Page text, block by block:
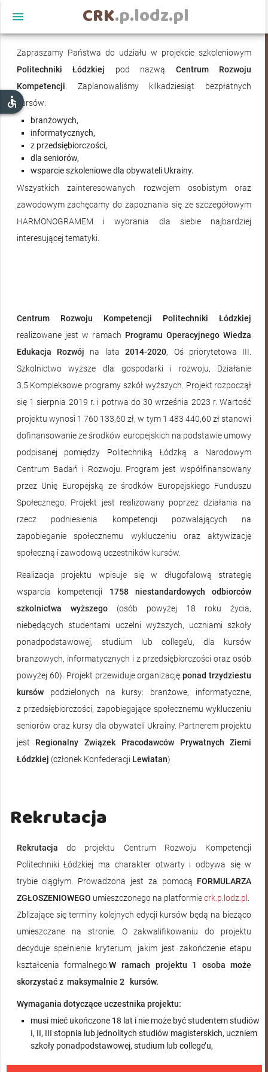
CRK.p.lodz.pl
menu
Aktualności
Zapraszamy Państwa do udziału w projekcie szkoleniowym
Politechniki Łódzkiej pod nazwą Centrum Rozwoju
Kompetencji. Zaplanowaliśmy kilkadziesiąt bezpłatnych
kursów:
branżowych,
informatycznych,
z przedsiębiorczości,
dla seniorów,
wsparcie szkoleniowe dla obywateli Ukrainy.
Wszystkich zainteresowanych rozwojem osobistym oraz
zawodowym zachęcamy do zapoznania się ze szczegółowym
HARMONOGRAMEM i wybrania dla siebie najbardziej
interesującej tematyki.
Centrum Rozwoju Kompetencji Politechniki Łódzkiej
realizowane jest w ramach Programu Operacyjnego Wiedza
Edukacja Rozwój na lata2014-2020, Oś priorytetowa III.
Szkolnictwo wyższe dla gospodarki i rozwoju, Działanie
3.5 Kompleksowe programy szkół wyższych. Projekt rozpoczął
się 1 sierpnia 2019 r. i potrwa do 30 września 2023 r. Wartość
projektu wynosi 1 760 133,60 zł, w tym 1 483 440,60 zł stanowi
dofinansowanie ze środków europejskich na podstawie umowy
podpisanej pomiędzy Politechniką Łódzką a Narodowym
Centrum Badań i Rozwoju. Program jest współfinansowany
przez Unię Europejską ze środków Europejskiego Funduszu
Społecznego. Projekt jest realizowany poprzez działania na
rzecz podniesienia kompetencji pozwalających na
zapobieganie społecznemu wykluczeniu oraz aktywizację
społeczną i zawodową uczestników kursów.
Realizacja projektu wpisuje się w długofalową strategię
wsparcia kompetencji 1758 niestandardowych odbiorców
szkolnictwa wyższego(osób powyżej 18 roku życia,
niebędących studentami uczelni wyższych, uczniami szkoły
ponadpodstawowej, studium lub college’u, dla kursów
branżowych, informatycznych i z przedsiębiorczości oraz osób
powyżej 60). Projekt przewiduje organizacjęponad trzydziestu
kursówpodzielonych na kursy: branżowe, informatyczne,
z przedsiębiorczości, zapobiegające społecznemu wykluczeniu
seniorów oraz kursy dla obywateli Ukrainy. Partnerem projektu
jest Regionalny Związek Pracodawców Prywatnych Ziemi
Łódzkiej (członek Konfederacji Lewiatan)
Rekrutacja
Rekrutacja do projektu Centrum Rozwoju Kompetencji
Politechniki Łódzkiej ma charakter otwarty i odbywa się w
trybie ciągłym. Prowadzona jest za pomocą FORMULARZA
ZGŁOSZENIOWEGO umieszczonego na platformiecrk.p.lodz.pl
Zbliżające się terminy kolejnych edycji kursów będą na bieżąco
umieszczane na stronie. O zakwalifikowaniu do projektu
decyduje spełnienie kryterium, jakim jest zakończenie etapu
kształcenia formalnego.W ramach projektu 1 osoba może
skorzystać z maksymalnie 2 kursów.
Wymagania dotyczące uczestnika projektu:
musi mieć ukończone 18 lat i nie może być studentem studiów
I, II, III stopnia lub jednolitych studiów magisterskich, uczniem
szkoły ponadpodstawowej, studium lub college’u,
accessible